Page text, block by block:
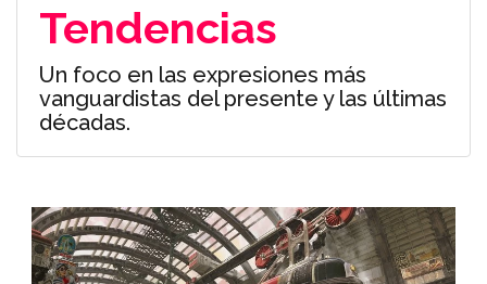
Tendencias
Un foco en las expresiones más
vanguardistas del presente y las últimas
décadas.